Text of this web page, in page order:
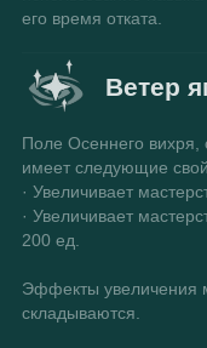
его время отката.
Ветер
Поле Осеннего
имеет следующие
· Увеличивает
· Увеличивает
200 ед.
Эффекты увеличения
складываются.